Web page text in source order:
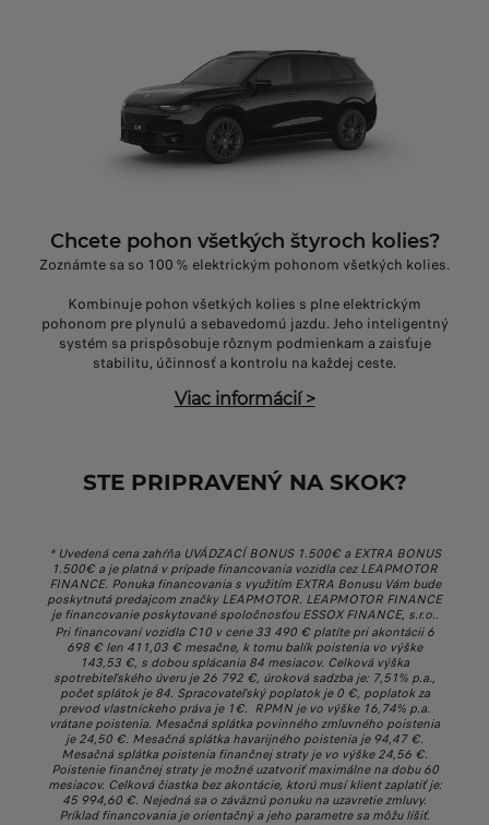
Chcete pohon všetkých štyroch kolies?
Zoznámte sa so 100 % elektrickým pohonom všetkých kolies.
Kombinuje pohon všetkých kolies s plne elektrickým
pohonom pre plynulú a sebavedomú jazdu. Jeho inteligentný
systém sa prispôsobuje rôznym podmienkam a zaisťuje
stabilitu, účinnosť a kontrolu na každej ceste.
Viac informácií>
STE PRIPRAVENÝ NA SKOK?
* Uvedená cena zahŕňa UVÁDZACÍ BONUS 1.500€ a EXTRA BONUS
1.500€ a je platná v prípade financovania vozidla cez LEAPMOTOR
FINANCE. Ponuka financovania s využitím EXTRA Bonusu Vám bude
poskytnutá predajcom značky LEAPMOTOR. LEAPMOTOR FINANCE
je financovanie poskytované spoločnosťou ESSOX FINANCE, s.r.o..
Pri financovaní vozidla C10 v cene 33 490 € platíte pri akontácii 6
698 € len 411,03 € mesačne, k tomu balík poistenia vo výške
143,53 €, s dobou splácania 84 mesiacov. Celková výška
spotrebiteľského úveru je 26 792 €, úroková sadzba je: 7,51% p.a.,
počet splátok je 84. Spracovateľský poplatok je 0 €, poplatok za
prevod vlastníckeho práva je 1€. RPMN je vo výške 16,74% p.a.
vrátane poistenia. Mesačná splátka povinného zmluvného poistenia
je 24,50 €. Mesačná splátka havarijného poistenia je 94,47 €.
Mesačná splátka poistenia finančnej straty je vo výške 24,56 €.
Poistenie finančnej straty je možné uzatvoriť maximálne na dobu 60
mesiacov. Celková čiastka bez akontácie, ktorú musí klient zaplatiť je:
45 994,60 €. Nejedná sa o záväznú ponuku na uzavretie zmluvy.
Príklad financovania je orientačný a jeho parametre sa môžu líšiť.